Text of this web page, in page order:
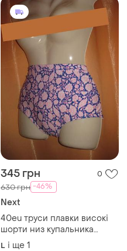
345 грн 0
630 грн -46%
Next
40eu труси плавки високі
шорти низ купальника
великий розмір елька next
L і ще 1